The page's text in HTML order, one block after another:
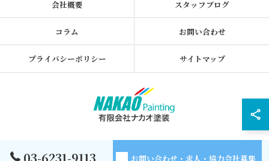
お問い合わせ・求人・協力会社募集
会社概要 スタッフブログ
コラム お問い合わせ
プライバシーポリシー サイトマップ
© 2026 東京都墨田区の外壁塗装なら有限会社ナカオ塗装 ALL RIGHTS